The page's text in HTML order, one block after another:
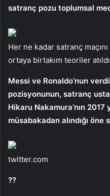
satranç pozu toplumsal
Her ne kadar satranç
ortaya birtakım teoriler
Messi ve Ronaldo’nun
pozisyonunun, satranç
Hikaru Nakamura’nın 2017
müsabakadan alındığı öne
twitter.com
??